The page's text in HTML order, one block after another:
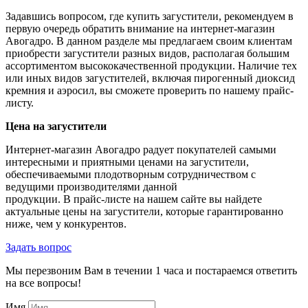
Задавшись вопросом, где купить загустители, рекомендуем в
первую очередь обратить внимание на интернет-магазин
Авогадро. В данном разделе мы предлагаем своим клиентам
приобрести загустители разных видов, располагая большим
ассортиментом высококачественной продукции. Наличие тех
или иных видов загустителей, включая пирогенный диоксид
кремния и аэросил, вы сможете проверить по нашему прайс-
листу.
Цена на загустители
Интернет-магазин Авогадро радует покупателей самыми
интересными и приятными ценами на загустители,
обеспечиваемыми плодотворным сотрудничеством с
ведущими производителями данной
продукции. В прайс-листе на нашем сайте вы найдете
актуальные цены на загустители, которые гарантированно
ниже, чем у конкурентов.
Задать вопрос
Мы перезвоним Вам в течении 1 часа и постараемся ответить
на все вопросы!